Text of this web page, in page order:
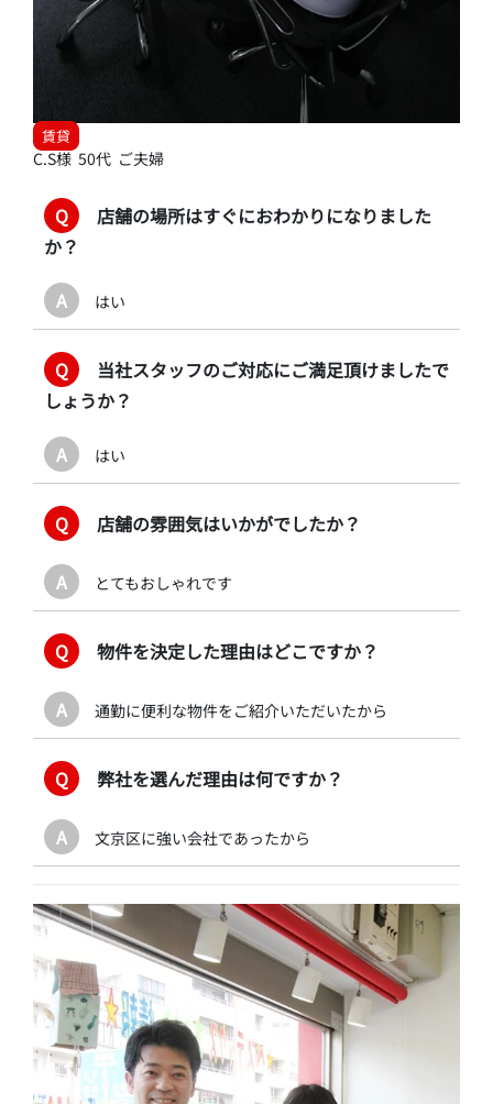
賃貸
C.S様 50代 ご夫婦
Q
店舗の場所はすぐにおわかりになりました
か？
A はい
Q
当社スタッフのご対応にご満足頂けましたで
しょうか？
A はい
Q 店舗の雰囲気はいかがでしたか？
A とてもおしゃれです
Q 物件を決定した理由はどこですか？
A 通勤に便利な物件をご紹介いただいたから
Q 弊社を選んだ理由は何ですか？
A 文京区に強い会社であったから